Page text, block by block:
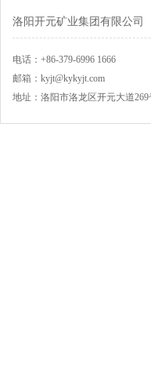
洛阳开元矿业集团有限公司
电话：+86-379-6996 1666
邮箱：kyjt@kykyjt.com
地址：洛阳市洛龙区开元大道269